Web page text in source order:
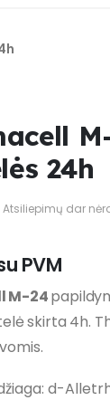
24h
Atsiliepimų dar
PVM
M-24
skirta 4h.
d-